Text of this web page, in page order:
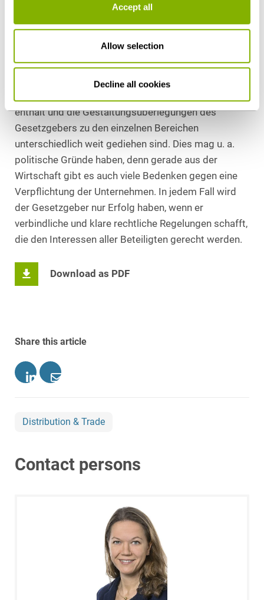
Accept all
Allow selection
Decline all cookies
Recht mit weitreichenden Folgen für die deutsche
Wirtschaft. Der finanzielle und bürokratische
Aufwand könnte für die deutschen Unternehmen
immens werden. Auffallend ist, dass das
enthält und die Gestaltungsüberlegungen des
Gesetzgebers zu den einzelnen Bereichen
unterschiedlich weit gediehen sind. Dies mag u. a.
politische Gründe haben, denn gerade aus der
Wirtschaft gibt es auch viele Bedenken gegen eine
Verpflichtung der Unternehmen. In jedem Fall wird
der Gesetzgeber nur Erfolg haben, wenn er
verbindliche und klare rechtliche Regelungen schafft,
die den Interessen aller Beteiligten gerecht werden.
Download as PDF
Share this article
Distribution & Trade
Contact persons